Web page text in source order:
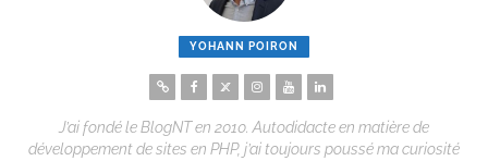
YOHANN POIRON
J’ai fondé le BlogNT en 2010. Autodidacte en matière de
développement de sites en PHP, j’ai toujours poussé ma curiosité